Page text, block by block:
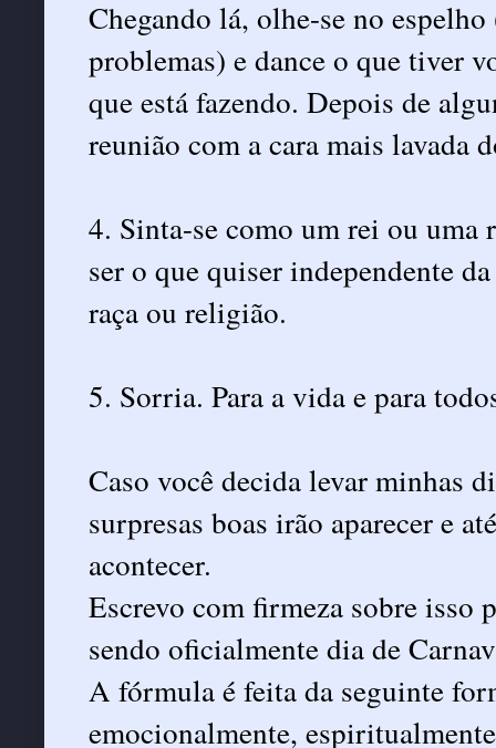
Chegando lá, olhe-se no
problemas) e dance o que tiver
que está fazendo. Depois de
reunião com a cara mais lavada
4. Sinta-se como um rei ou uma
ser o que quiser independente
raça ou religião.
5. Sorria. Para a vida e para
Caso você decida levar minhas
surpresas boas irão aparecer e
acontecer.
Escrevo com firmeza sobre isso
sendo oficialmente dia de
A fórmula é feita da seguinte
emocionalmente,